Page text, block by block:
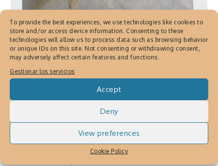
To provide the best experiences, we use technologies like cookies to
store and/or access device information. Consenting to these
technologies will allow us to process data such as browsing behavior
or unique IDs on this site. Not consenting or withdrawing consent,
may adversely affect certain features and functions.
Gestionar los servicios
Accept
Deny
View preferences
Cookie Policy
BOOKS AND PUBLICATIONS BY JAVIER
MARTINEZ,DOBLECES POÉTICOS BY
JAVIER MARTINEZ ,EDITORES CORTES
PRECISOS DE JAVIER MARTÍNEZ
DE JAVIER MARTINEZ,PUBLICACIONES Y
Dobleces Poéticos, poesía y
origami por Javier Martínez
Cronica Urbana